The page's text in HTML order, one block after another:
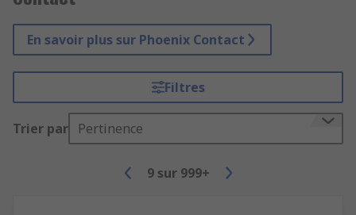
En savoir plus sur Phoenix Contact
Filtres
Trier par Pertinence
9 sur 999+